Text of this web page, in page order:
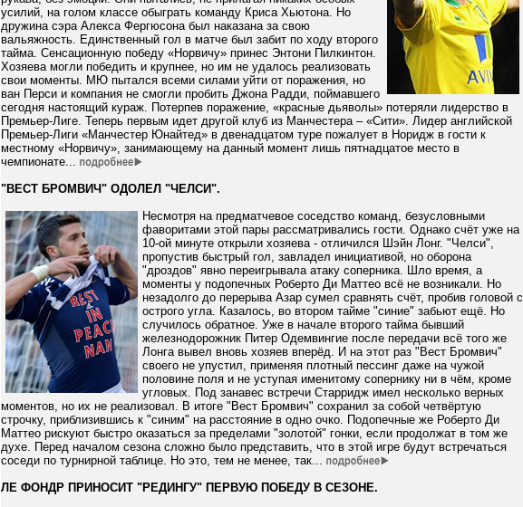
усилий, на голом классе обыграть команду Криса Хьютона. Но
дружина сэра Алекса Фергюсона был наказана за свою
вальяжность. Единственный гол в матче был забит по ходу второго
тайма. Сенсационную победу «Норвичу» принес Энтони Пилкинтон.
Хозяева могли победить и крупнее, но им не удалось реализовать
свои моменты. МЮ пытался всеми силами уйти от поражения, но
ван Перси и компания не смогли пробить Джона Радди, поймавшего
сегодня настоящий кураж. Потерпев поражение, «красные дьяволы» потеряли лидерство в
Премьер-Лиге. Теперь первым идет другой клуб из Манчестера – «Сити». Лидер английской
Премьер-Лиги «Манчестер Юнайтед» в двенадцатом туре пожалует в Норидж в гости к
местному «Норвичу», занимающему на данный момент лишь пятнадцатое место в
чемпионате...
"ВЕСТ БРОМВИЧ" ОДОЛЕЛ "ЧЕЛСИ".
Несмотря на предматчевое соседство команд, безусловными
фаворитами этой пары рассматривались гости. Однако счёт уже на
10-ой минуте открыли хозяева - отличился Шэйн Лонг. "Челси",
пропустив быстрый гол, завладел инициативой, но оборона
"дроздов" явно переигрывала атаку соперника. Шло время, а
моменты у подопечных Роберто Ди Маттео всё не возникали. Но
незадолго до перерыва Азар сумел сравнять счёт, пробив головой с
острого угла. Казалось, во втором тайме "синие" забьют ещё. Но
случилось обратное. Уже в начале второго тайма бывший
железнодорожник Питер Одемвингие после передачи всё того же
Лонга вывел вновь хозяев вперёд. И на этот раз "Вест Бромвич"
своего не упустил, применяя плотный пессинг даже на чужой
половине поля и не уступая именитому сопернику ни в чём, кроме
угловых. Под занавес встречи Старридж имел несколько верных
моментов, но их не реализовал. В итоге "Вест Бромвич" сохранил за собой четвёртую
строчку, приблизившись к "синим" на расстояние в одно очко. Подопечные же Роберто Ди
Маттео рискуют быстро оказаться за пределами "золотой" гонки, если продолжат в том же
духе. Перед началом сезона сложно было представить, что в этой игре будут встречаться
соседи по турнирной таблице. Но это, тем не менее, так...
ЛЕ ФОНДР ПРИНОСИТ "РЕДИНГУ" ПЕРВУЮ ПОБЕДУ В СЕЗОНЕ.